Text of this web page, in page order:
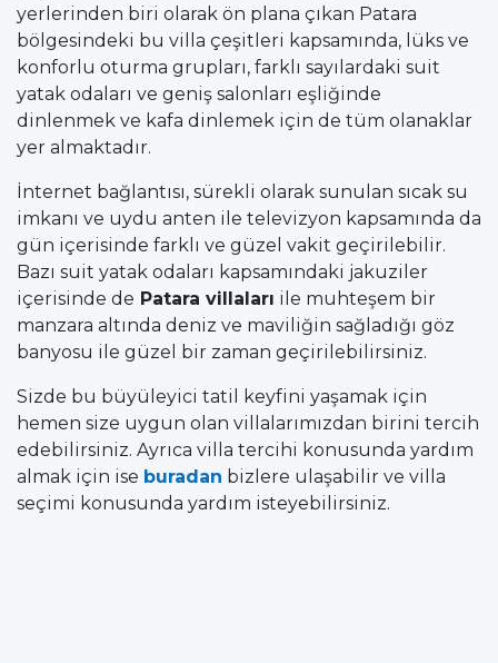
yerlerinden biri olarak ön plana çıkan Patara
bölgesindeki bu villa çeşitleri kapsamında, lüks ve
konforlu oturma grupları, farklı sayılardaki suit
yatak odaları ve geniş salonları eşliğinde
dinlenmek ve kafa dinlemek için de tüm olanaklar
yer almaktadır.
İnternet bağlantısı, sürekli olarak sunulan sıcak su
imkanı ve uydu anten ile televizyon kapsamında da
gün içerisinde farklı ve güzel vakit geçirilebilir.
Bazı suit yatak odaları kapsamındaki jakuziler
içerisinde de Patara villaları ile muhteşem bir
manzara altında deniz ve maviliğin sağladığı göz
banyosu ile güzel bir zaman geçirilebilirsiniz.
Sizde bu büyüleyici tatil keyfini yaşamak için
hemen size uygun olan villalarımızdan birini tercih
edebilirsiniz. Ayrıca villa tercihi konusunda yardım
almak için ise buradan bizlere ulaşabilir ve villa
seçimi konusunda yardım isteyebilirsiniz.